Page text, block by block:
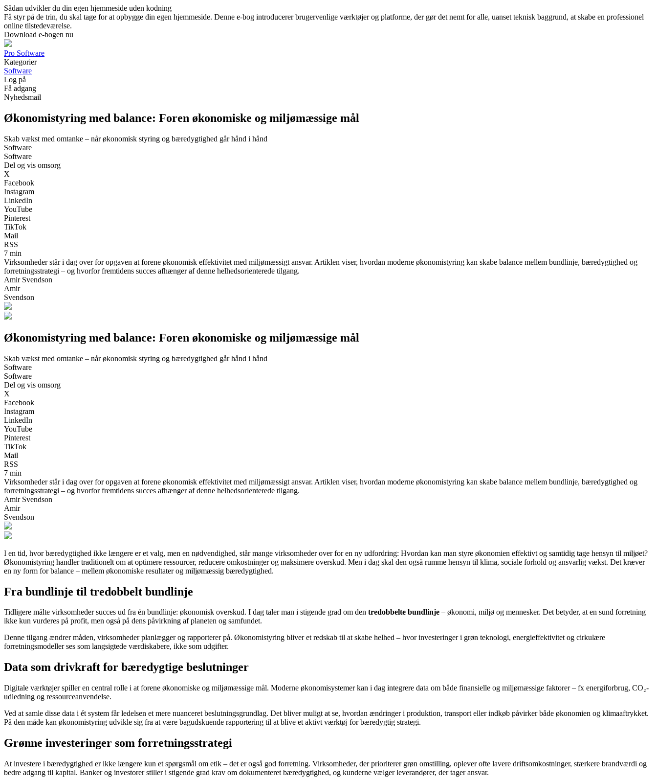
Sådan udvikler du din egen hjemmeside uden kodning
Få styr på de trin, du skal tage for at opbygge din egen hjemmeside. Denne e-bog introducerer brugervenlige værktøjer og platforme, der gør det nemt for alle, uanset teknisk baggrund, at skabe en professionel
online tilstedeværelse.
Download e-bogen nu
Pro Software
Kategorier
Software
Log på
Få adgang
Nyhedsmail
Økonomistyring med balance: Foren økonomiske og miljømæssige mål
Skab vækst med omtanke – når økonomisk styring og bæredygtighed går hånd i hånd
Software
Software
Del og vis omsorg
X
Facebook
Instagram
LinkedIn
YouTube
Pinterest
TikTok
Mail
RSS
7 min
Virksomheder står i dag over for opgaven at forene økonomisk effektivitet med miljømæssigt ansvar. Artiklen viser, hvordan moderne økonomistyring kan skabe balance mellem bundlinje, bæredygtighed og
forretningsstrategi – og hvorfor fremtidens succes afhænger af denne helhedsorienterede tilgang.
Amir Svendson
Amir
Svendson
Økonomistyring med balance: Foren økonomiske og miljømæssige mål
Skab vækst med omtanke – når økonomisk styring og bæredygtighed går hånd i hånd
Software
Software
Del og vis omsorg
X
Facebook
Instagram
LinkedIn
YouTube
Pinterest
TikTok
Mail
RSS
7 min
Virksomheder står i dag over for opgaven at forene økonomisk effektivitet med miljømæssigt ansvar. Artiklen viser, hvordan moderne økonomistyring kan skabe balance mellem bundlinje, bæredygtighed og
forretningsstrategi – og hvorfor fremtidens succes afhænger af denne helhedsorienterede tilgang.
Amir Svendson
Amir
Svendson
I en tid, hvor bæredygtighed ikke længere er et valg, men en nødvendighed, står mange virksomheder over for en ny udfordring: Hvordan kan man styre økonomien effektivt og samtidig tage hensyn til miljøet?
Økonomistyring handler traditionelt om at optimere ressourcer, reducere omkostninger og maksimere overskud. Men i dag skal den også rumme hensyn til klima, sociale forhold og ansvarlig vækst. Det kræver
en ny form for balance – mellem økonomiske resultater og miljømæssig bæredygtighed.
Fra bundlinje til tredobbelt bundlinje
Tidligere målte virksomheder succes ud fra én bundlinje: økonomisk overskud. I dag taler man i stigende grad om den tredobbelte bundlinje – økonomi, miljø og mennesker. Det betyder, at en sund forretning
ikke kun vurderes på profit, men også på dens påvirkning af planeten og samfundet.
Denne tilgang ændrer måden, virksomheder planlægger og rapporterer på. Økonomistyring bliver et redskab til at skabe helhed – hvor investeringer i grøn teknologi, energieffektivitet og cirkulære
forretningsmodeller ses som langsigtede værdiskabere, ikke som udgifter.
Data som drivkraft for bæredygtige beslutninger
Digitale værktøjer spiller en central rolle i at forene økonomiske og miljømæssige mål. Moderne økonomisystemer kan i dag integrere data om både finansielle og miljømæssige faktorer – fx energiforbrug, CO₂-
udledning og ressourceanvendelse.
Ved at samle disse data i ét system får ledelsen et mere nuanceret beslutningsgrundlag. Det bliver muligt at se, hvordan ændringer i produktion, transport eller indkøb påvirker både økonomien og klimaaftrykket.
På den måde kan økonomistyring udvikle sig fra at være bagudskuende rapportering til at blive et aktivt værktøj for bæredygtig strategi.
Grønne investeringer som forretningsstrategi
At investere i bæredygtighed er ikke længere kun et spørgsmål om etik – det er også god forretning. Virksomheder, der prioriterer grøn omstilling, oplever ofte lavere driftsomkostninger, stærkere brandværdi og
bedre adgang til kapital. Banker og investorer stiller i stigende grad krav om dokumenteret bæredygtighed, og kunderne vælger leverandører, der tager ansvar.